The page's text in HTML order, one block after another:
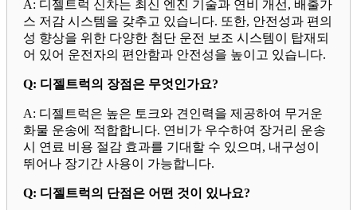
A: 디젤트럭 신차는 최신 엔진 기술과 연비 개선, 배출가
스 저감 시스템을 갖추고 있습니다. 또한, 안전성과 편의
성 향상을 위한 다양한 첨단 운전 보조 시스템이 탑재되
어 있어 운전자의 편안함과 안전성을 높이고 있습니다.
Q: 디젤트럭의 장점은 무엇인가요?
A: 디젤트럭은 높은 토크와 견인력을 제공하여 무거운
화물 운송에 적합합니다. 연비가 우수하여 장거리 운송
시 연료 비용 절감 효과를 기대할 수 있으며, 내구성이
뛰어나 장기간 사용이 가능합니다.
Q: 디젤트럭의 단점은 어떤 것이 있나요?